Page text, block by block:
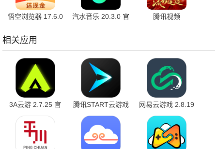
悟空浏览器 17.6.0
汽水音乐 20.3.0 官
腾讯视频
相关应用
3A云游 2.7.25 官
方版
腾讯START云游戏
0.10.200.24399 最
新版
网易云游戏 2.8.19
安卓版